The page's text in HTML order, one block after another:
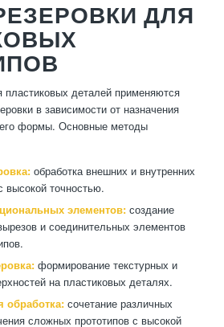
ДЛЯ
пластиковых деталей применяются
в зависимости от назначения
формы. Основные методы
обработка внешних и внутренних
высокой точностью.
элементов:создание
и соединительных элементов
формирование текстурных и
на пластиковых деталях.
обработка:сочетание различных
сложных прототипов с высокой